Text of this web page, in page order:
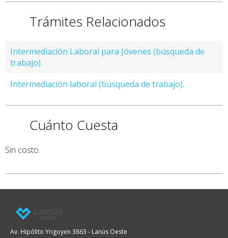
Trámites Relacionados
Intermediación Laboral para Jóvenes (búsqueda de
trabajo).
Intermediación laboral (búsqueda de trabajo).
Cuánto Cuesta
Sin costo.
Av. Hipólito Yrigoyen 3863 - Lanús Oeste